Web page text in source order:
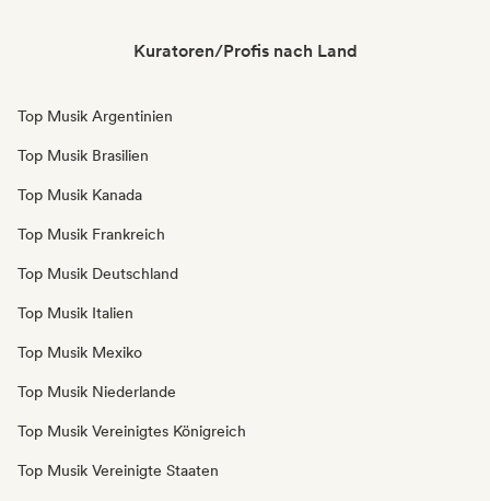
Kuratoren/Profis nach Land
Top Musik Argentinien
Top Musik Brasilien
Top Musik Kanada
Top Musik Frankreich
Top Musik Deutschland
Top Musik Italien
Top Musik Mexiko
Top Musik Niederlande
Top Musik Vereinigtes Königreich
Top Musik Vereinigte Staaten